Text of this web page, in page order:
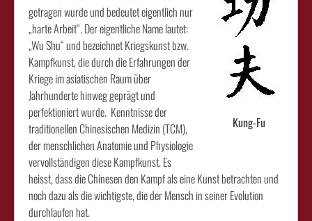
Kung-Fu
getragen wurde und bedeutet eigentlich nur
„harte Arbeit“. Der eigentliche Name lautet:
„Wu Shu“ und bezeichnet Kriegskunst bzw.
Kampfkunst, die durch die Erfahrungen der
Kriege im asiatischen Raum über
Jahrhunderte hinweg geprägt und
perfektioniert wurde. Kenntnisse der
traditionellen Chinesischen Medizin (TCM),
der menschlichen Anatomie und Physiologie
vervollständigen diese Kampfkunst. Es
heisst, dass die Chinesen den Kampf als eine Kunst betrachten und
noch dazu als die wichtigste, die der Mensch in seiner Evolution
durchlaufen hat.